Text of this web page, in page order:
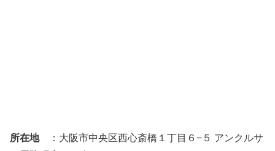
所在地：大阪市中央区西心斎橋１丁目６−５ アンクルサ